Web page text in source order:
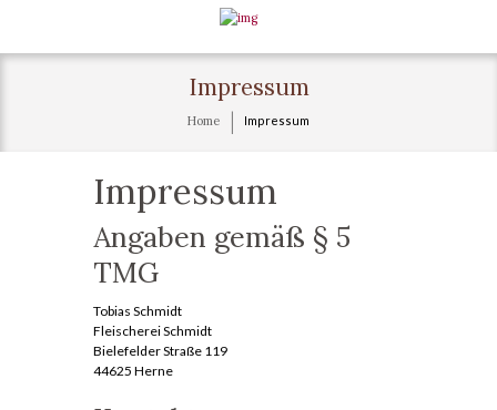
Impressum
Home Impressum
Impressum
Angaben gemäß § 5
TMG
Tobias Schmidt
Fleischerei Schmidt
Bielefelder Straße 119
44625 Herne